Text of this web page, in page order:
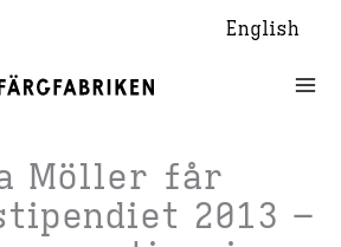
English
Möller får
2013 –